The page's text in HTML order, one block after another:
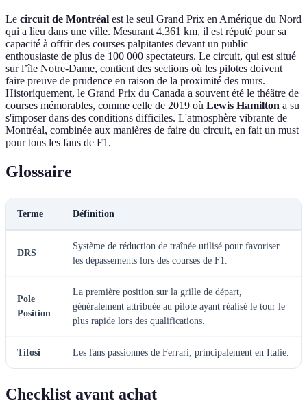
Le circuit de Montréal est le seul Grand Prix en Amérique du Nord
qui a lieu dans une ville. Mesurant 4.361 km, il est réputé pour sa
capacité à offrir des courses palpitantes devant un public
enthousiaste de plus de 100 000 spectateurs. Le circuit, qui est situé
sur l’île Notre-Dame, contient des sections où les pilotes doivent
faire preuve de prudence en raison de la proximité des murs.
Historiquement, le Grand Prix du Canada a souvent été le théâtre de
courses mémorables, comme celle de 2019 où Lewis Hamilton a su
s'imposer dans des conditions difficiles. L'atmosphère vibrante de
Montréal, combinée aux manières de faire du circuit, en fait un must
pour tous les fans de F1.
Glossaire
Terme Définition
DRS
Système de réduction de traînée utilisé pour favoriser
les dépassements lors des courses de F1.
Pole
Position
La première position sur la grille de départ,
généralement attribuée au pilote ayant réalisé le tour le
plus rapide lors des qualifications.
Tifosi Les fans passionnés de Ferrari, principalement en Italie.
Checklist avant achat